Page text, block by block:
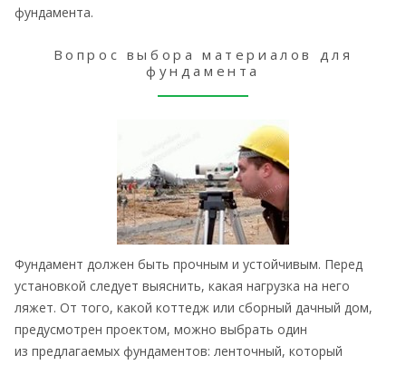
фундамента.
Вопрос выбора материалов для
фундамента
Фундамент должен быть прочным и устойчивым. Перед
установкой следует выяснить, какая нагрузка на него
ляжет. От того, какой коттедж или сборный дачный дом,
предусмотрен проектом, можно выбрать один
из предлагаемых фундаментов: ленточный, который